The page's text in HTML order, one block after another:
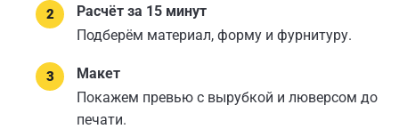
Расчёт за 15 минут
Подберём материал, форму и фурнитуру.
Макет
Покажем превью с вырубкой и люверсом до
печати.